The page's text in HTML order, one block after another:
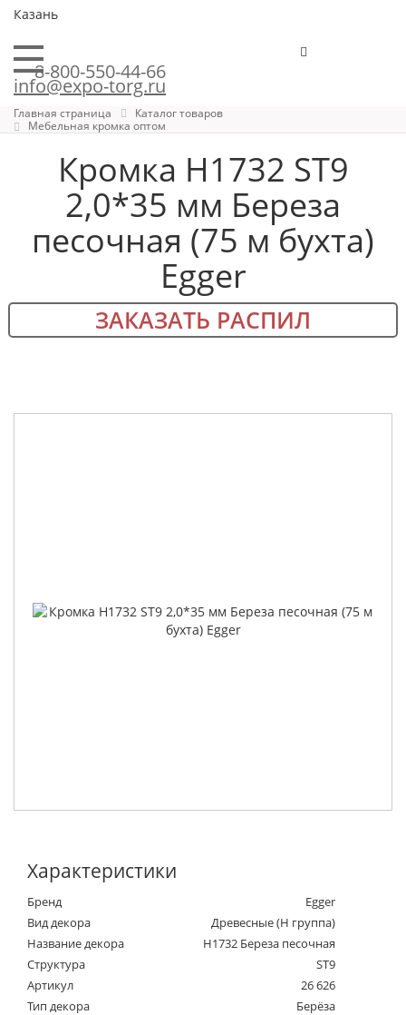
Казань
8-800-550-44-66
info@expo-torg.ru
Главная страница
Каталог товаров
Мебельная кромка оптом
Кромка H1732 ST9
2,0*35 мм Береза
песочная (75 м бухта)
Egger
ЗАКАЗАТЬ РАСПИЛ
Характеристики
Бренд
Egger
Вид декора
Древесные (Н группа)
Название декора
H1732 Береза песочная
Структура
ST9
Артикул
26 626
Тип декора
Берёза